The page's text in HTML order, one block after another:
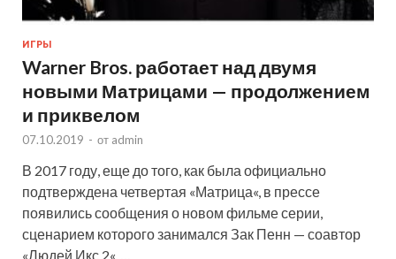
ИГРЫ
Warner Bros. работает над двумя
новыми Матрицами — продолжением
и приквелом
07.10.2019 - от admin
В 2017 году, еще до того, как была официально
подтверждена четвертая «Матрица«, в прессе
появились сообщения о новом фильме серии,
сценарием которого занимался Зак Пенн — соавтор
«Людей Икс 2«, …